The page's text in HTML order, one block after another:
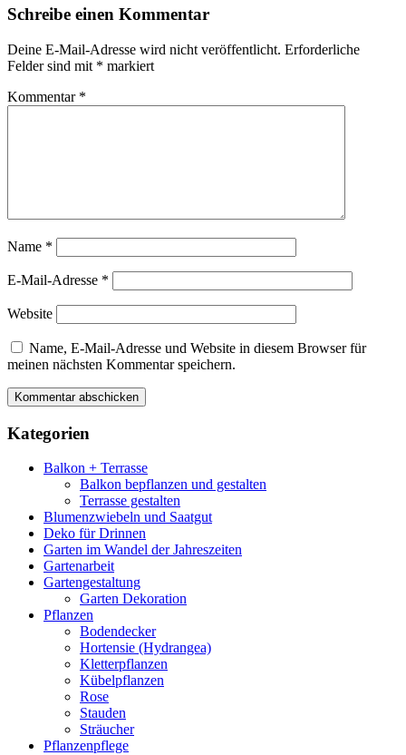
Schreibe einen Kommentar
Deine E-Mail-Adresse wird nicht veröffentlicht. Erforderliche
Felder sind mit * markiert
Kommentar *
Name *
E-Mail-Adresse *
Website
Name, E-Mail-Adresse und Website in diesem Browser für
meinen nächsten Kommentar speichern.
Kategorien
Balkon + Terrasse
Balkon bepflanzen und gestalten
Terrasse gestalten
Blumenzwiebeln und Saatgut
Deko für Drinnen
Garten im Wandel der Jahreszeiten
Gartenarbeit
Gartengestaltung
Garten Dekoration
Pflanzen
Bodendecker
Hortensie (Hydrangea)
Kletterpflanzen
Kübelpflanzen
Rose
Stauden
Sträucher
Pflanzenpflege